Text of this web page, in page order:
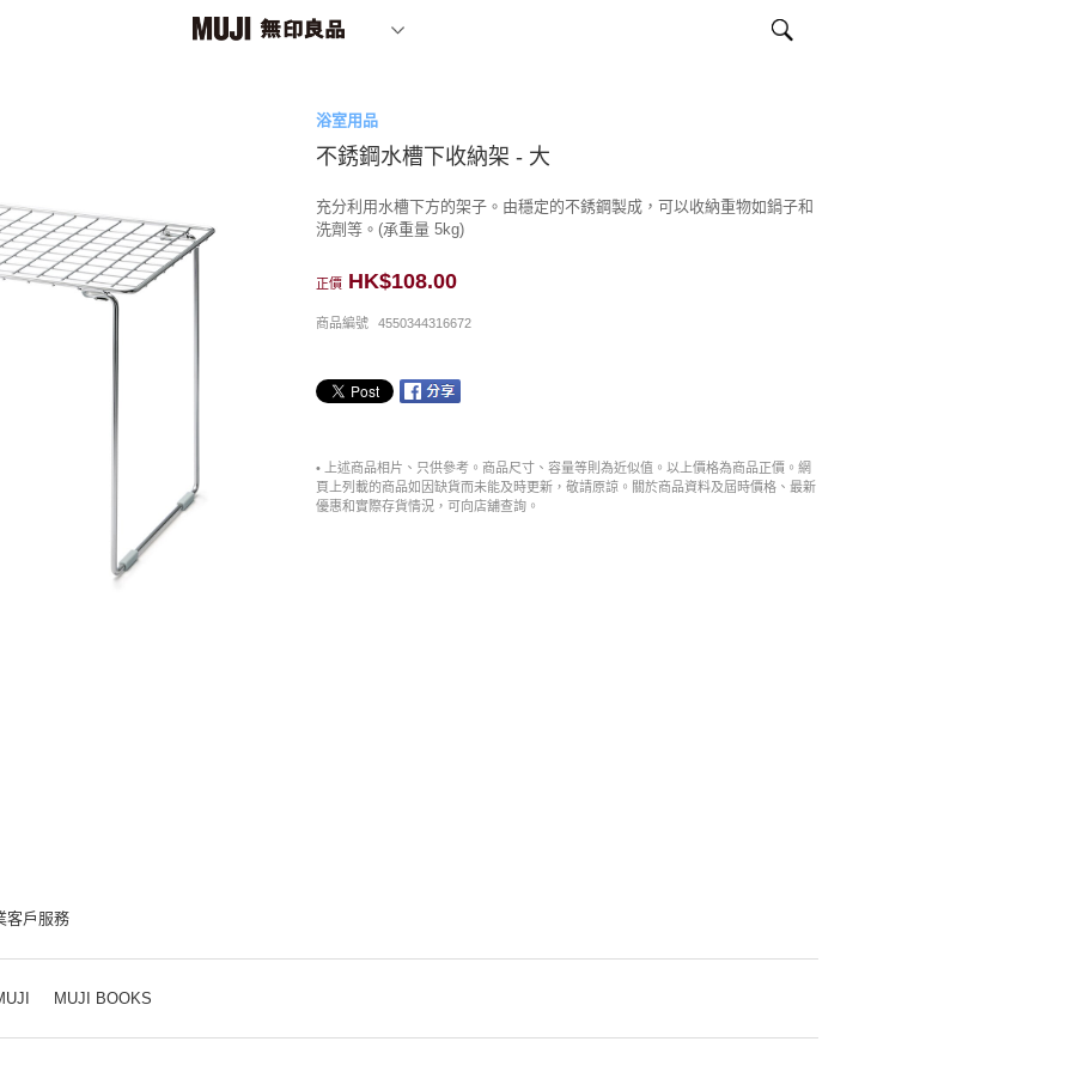
浴室用品
不銹鋼水槽下收納架 - 大
充分利用水槽下方的架子。由穩定的不銹鋼製成，可以收納重物如鍋子和
洗劑等。(承重量 5kg)
正價 HK$108.00
商品編號 4550344316672
• 上述商品相片、只供參考。商品尺寸、容量等則為近似值。以上價格為商品正價。網
頁上列載的商品如因缺貨而未能及時更新，敬請原諒。關於商品資料及屆時價格、最新
優惠和實際存貨情況，可向店舖查詢。
客戶服務
MUJI BOOKS